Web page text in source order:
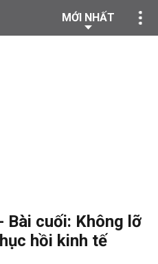
MỚI NHẤT
Bài cuối: Không lỡ
hồi kinh tế